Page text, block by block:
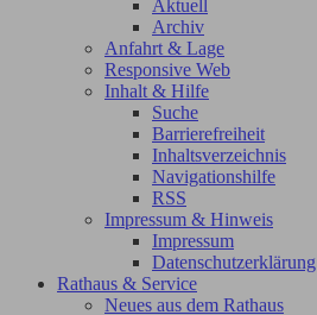
Aktuell
Archiv
Anfahrt & Lage
Responsive Web
Inhalt & Hilfe
Suche
Barrierefreiheit
Inhaltsverzeichnis
Navigationshilfe
RSS
Impressum & Hinweis
Impressum
Datenschutzerklärung
Rathaus & Service
Neues aus dem Rathaus